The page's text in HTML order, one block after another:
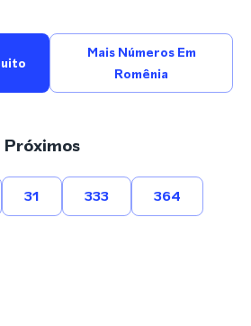
Mais Números Em
Romênia
31 333 364